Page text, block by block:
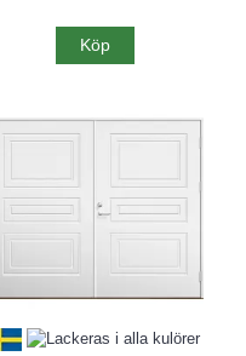
Köp